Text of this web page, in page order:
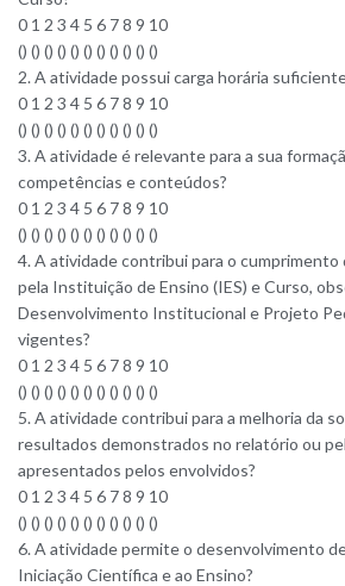
0 1 2 3 4 5 6 7 8 9 10
() () () () () () () () () () ()
2. A atividade possui carga horária
0 1 2 3 4 5 6 7 8 9 10
() () () () () () () () () () ()
3. A atividade é relevante para a sua
competências e conteúdos?
0 1 2 3 4 5 6 7 8 9 10
() () () () () () () () () () ()
4. A atividade contribui para o
pela Instituição de Ensino (IES) e Curso,
Desenvolvimento Institucional e Projeto
vigentes?
0 1 2 3 4 5 6 7 8 9 10
() () () () () () () () () () ()
5. A atividade contribui para a melhoria da
resultados demonstrados no relatório ou
apresentados pelos envolvidos?
0 1 2 3 4 5 6 7 8 9 10
() () () () () () () () () () ()
6. A atividade permite o desenvolvimento
Iniciação Científica e ao Ensino?